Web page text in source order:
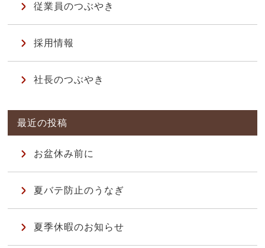
従業員のつぶやき
採用情報
社長のつぶやき
お盆休み前に
夏バテ防止のうなぎ
夏季休暇のお知らせ